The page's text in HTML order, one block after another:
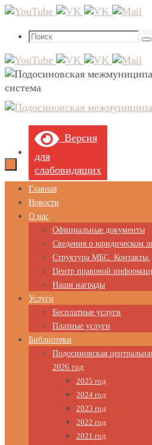
Перейти
содержимому
Что
Версия
для
слабовидящих
Перейти
содержимому
Главная
Новости
О нас
Официальные документы
Сведения о юридическом
Структура МБС. Контакты.
Центр правовой
Наши награды
Услуги
Бесплатные услуги
Платные услуги
Библиотеки
Подосиновская
2026 год
2025 год
2024 год
2023 год
2022 год
2021 год